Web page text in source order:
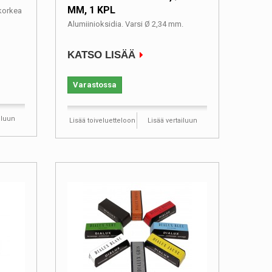
MM, 1 KPL
Alumiinioksidia. Varsi Ø 2,34 mm.
KATSO LISÄÄ
Varastossa
Lisää toiveluetteloon Lisää vertailuun